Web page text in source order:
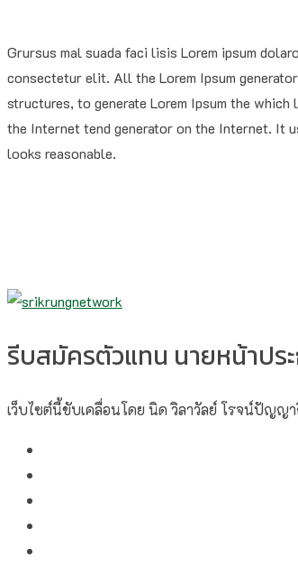
Grursus mal suada faci lisis Lorem ipsum
consectetur elit. All the Lorem Ipsum
structures, to generate Lorem Ipsum the
the Internet tend generator on the Internet. It
looks reasonable.
รีบสมัครตัวแทน นายหน้าปร
เว็บไซต์นี้ขับเคลื่อนโดย นิด วิลาวัลย์​ โรจน์ปัญญ